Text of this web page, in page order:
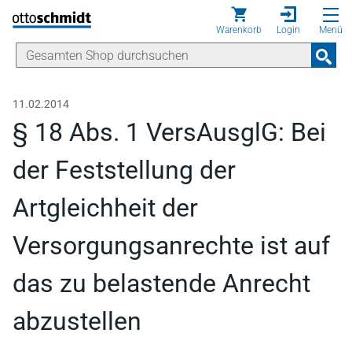
Direkt zum Inhalt
Warenkorb Login Menü
11.02.2014
§ 18 Abs. 1 VersAusglG: Bei
der Feststellung der
Artgleichheit der
Versorgungsanrechte ist auf
das zu belastende Anrecht
abzustellen